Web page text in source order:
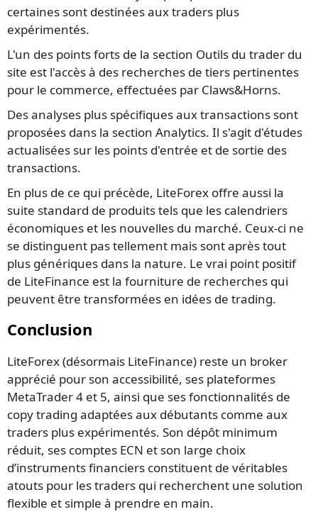
certaines sont destinées aux traders plus
expérimentés.
L'un des points forts de la section Outils du trader du
site est l'accès à des recherches de tiers pertinentes
pour le commerce, effectuées par Claws&Horns.
Des analyses plus spécifiques aux transactions sont
proposées dans la section Analytics. Il s'agit d'études
actualisées sur les points d'entrée et de sortie des
transactions.
En plus de ce qui précède, LiteForex offre aussi la
suite standard de produits tels que les calendriers
économiques et les nouvelles du marché. Ceux-ci ne
se distinguent pas tellement mais sont après tout
plus génériques dans la nature. Le vrai point positif
de LiteFinance est la fourniture de recherches qui
peuvent être transformées en idées de trading.
Conclusion
LiteForex (désormais LiteFinance) reste un broker
apprécié pour son accessibilité, ses plateformes
MetaTrader 4 et 5, ainsi que ses fonctionnalités de
copy trading adaptées aux débutants comme aux
traders plus expérimentés. Son dépôt minimum
réduit, ses comptes ECN et son large choix
d’instruments financiers constituent de véritables
atouts pour les traders qui recherchent une solution
flexible et simple à prendre en main.